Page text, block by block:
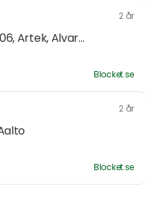
2 år
Artek, Alvar...
Blocket.se
2 år
Blocket.se